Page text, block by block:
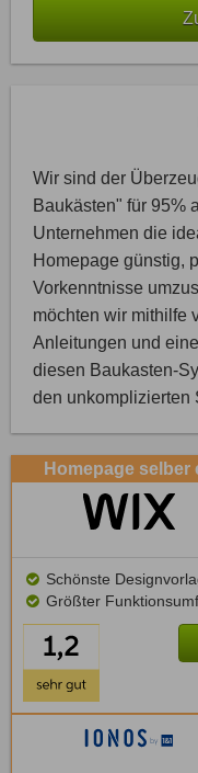
Wir sind der
Baukästen" für 95%
Unternehmen die
Homepage günstig,
Vorkenntnisse
möchten wir mithilfe
Anleitungen und
diesen Baukasten-
den unkomplizierten
Homepage selber
Schönste
Größter